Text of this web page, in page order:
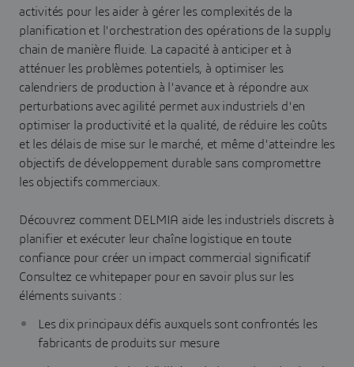
activités pour les aider à gérer les complexités de la
planification et l'orchestration des opérations de la supply
chain de manière fluide. La capacité à anticiper et à
atténuer les problèmes potentiels, à optimiser les
calendriers de production à l'avance et à répondre aux
perturbations avec agilité permet aux industriels d'en
optimiser la productivité et la qualité, de réduire les coûts
et les délais de mise sur le marché, et même d'atteindre les
objectifs de développement durable sans compromettre
les objectifs commerciaux.
Découvrez comment DELMIA aide les industriels discrets à
planifier et exécuter leur chaîne logistique en toute
confiance pour créer un impact commercial significatif
Consultez ce whitepaper pour en savoir plus sur les
éléments suivants :
Les dix principaux défis auxquels sont confrontés les
fabricants de produits sur mesure